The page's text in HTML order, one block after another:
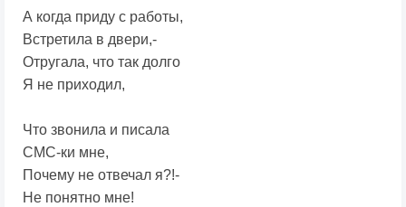
А когда приду с работы,
Встретила в двери,-
Отругала, что так долго
Я не приходил,
Что звонила и писала
СМС-ки мне,
Почему не отвечал я?!-
Не понятно мне!